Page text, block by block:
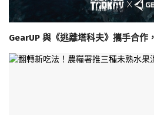
GearUP 與《逃離塔科夫》攜手合作